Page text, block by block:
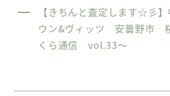
【きちんと査定します☆彡
ウン&ヴィッツ 安曇野市
くら通信 vol.33〜